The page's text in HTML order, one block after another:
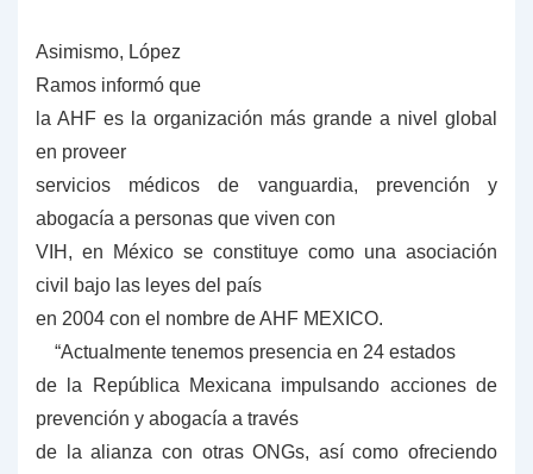
Asimismo, López
Ramos informó que
la AHF es la organización más grande a nivel global
en proveer
servicios médicos de vanguardia, prevención y
abogacía a personas que viven con
VIH, en México se constituye como una asociación
civil bajo las leyes del país
en 2004 con el nombre de AHF MEXICO.
“Actualmente tenemos presencia en 24 estados
de la República Mexicana impulsando acciones de
prevención y abogacía a través
de la alianza con otras ONGs, así como ofreciendo